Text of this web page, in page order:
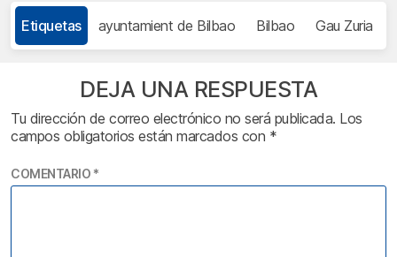
Etiquetas ayuntamient de Bilbao Bilbao Gau Zuria
DEJA UNA RESPUESTA
Tu dirección de correo electrónico no será publicada. Los
campos obligatorios están marcados con *
COMENTARIO *